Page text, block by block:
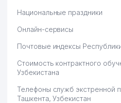
Национальные праздники
Онлайн-сервисы
Почтовые индексы
Стоимость контрактного
Узбекистана
Телефоны служб экстренной
Ташкента, Узбекистан